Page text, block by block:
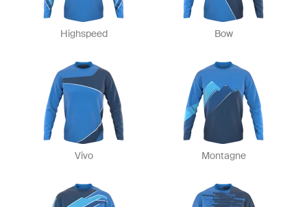
Highspeed Bow
Vivo Montagne